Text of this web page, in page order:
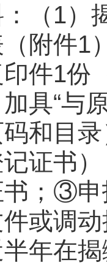
1）揭
附件1
件1份
具“与
和目
记证书
；③申
或调
年在揭